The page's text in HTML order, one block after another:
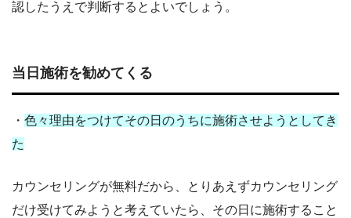
認したうえで判断するとよいでしょう。
当日施術を勧めてくる
・ 色々理由をつけてその日のうちに施術させようとしてき
た
カウンセリングが無料だから、とりあえずカウンセリング
だけ受けてみようと考えていたら、その日に施術すること